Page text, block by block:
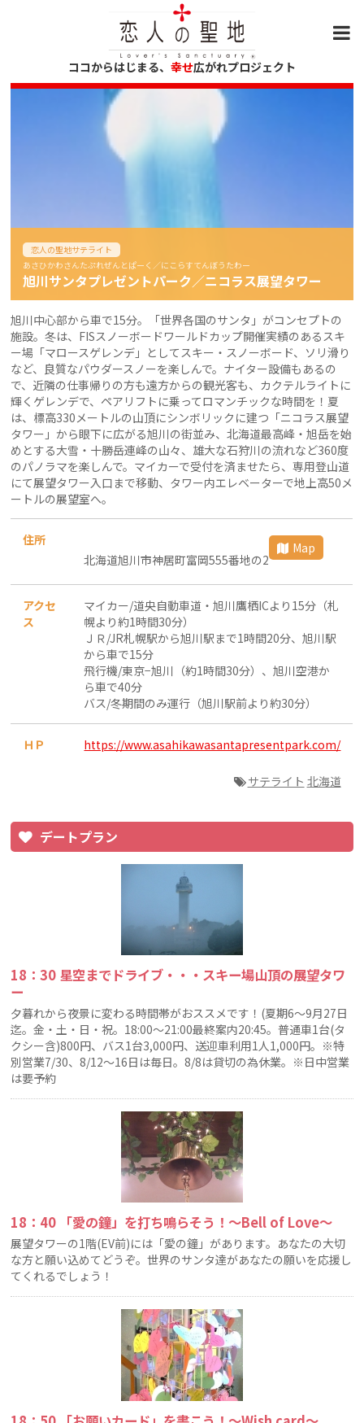
ココからはじまる、 幸せ広がれプロジェクト
恋人の聖地サテライト
あさひかわさんたぷれぜんとぱーく／にこらすてんぼうたわー
旭川サンタプレゼントパーク／ニコラス展望タワー
旭川中心部から車で15分。「世界各国のサンタ」がコンセプトの
施設。冬は、FISスノーボードワールドカップ開催実績のあるスキ
ー場「マロースゲレンデ」としてスキー・スノーボード、ソリ滑り
など、良質なパウダースノーを楽しんで。ナイター設備もあるの
で、近隣の仕事帰りの方も遠方からの観光客も、カクテルライトに
輝くゲレンデで、ペアリフトに乗ってロマンチックな時間を！夏
は、標高330メートルの山頂にシンボリックに建つ「ニコラス展望
タワー」から眼下に広がる旭川の街並み、北海道最高峰・旭岳を始
めとする大雪・十勝岳連峰の山々、雄大な石狩川の流れなど360度
のパノラマを楽しんで。マイカーで受付を済ませたら、専用登山道
にて展望タワー入口まで移動、タワー内エレベーターで地上高50メ
ートルの展望室へ。
住所
北海道旭川市神居町富岡555番地の2
Map
アクセ
ス
マイカー/道央自動車道・旭川鷹栖ICより15分（札
幌より約1時間30分）
ＪＲ/JR札幌駅から旭川駅まで1時間20分、旭川駅
から車で15分
飛行機/東京−旭川（約1時間30分）、旭川空港か
ら車で40分
バス/冬期間のみ運行（旭川駅前より約30分）
ＨＰ https://www.asahikawasantapresentpark.com/
サテライト 北海道
デートプラン
18：30 星空までドライブ・・・スキー場山頂の展望タワ
ー
夕暮れから夜景に変わる時間帯がおススメです！(夏期6〜9月27日
迄。金・土・日・祝。18:00〜21:00最終案内20:45。普通車1台(タ
クシー含)800円、バス1台3,000円、送迎車利用1人1,000円。※特
別営業7/30、8/12〜16日は毎日。8/8は貸切の為休業。※日中営業
は要予約
18：40 「愛の鐘」を打ち鳴らそう！〜Bell of Love〜
展望タワーの1階(EV前)には「愛の鐘」があります。あなたの大切
な方と願い込めてどうぞ。世界のサンタ達があなたの願いを応援し
てくれるでしょう！